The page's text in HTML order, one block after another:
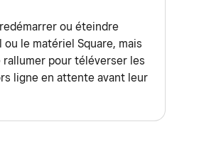
ou éteindre
le matériel Square, mais
rallumer pour téléverser les
ligne en attente avant leur